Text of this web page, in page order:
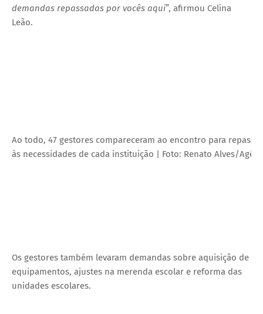
demandas repassadas por vocês aqui”, afirmou Celina
Leão.
Ao todo, 47 gestores compareceram ao encontro para
às necessidades de cada instituição | Foto: Renato Alves/
Os gestores também levaram demandas sobre aquisição de
equipamentos, ajustes na merenda escolar e reforma das
unidades escolares.